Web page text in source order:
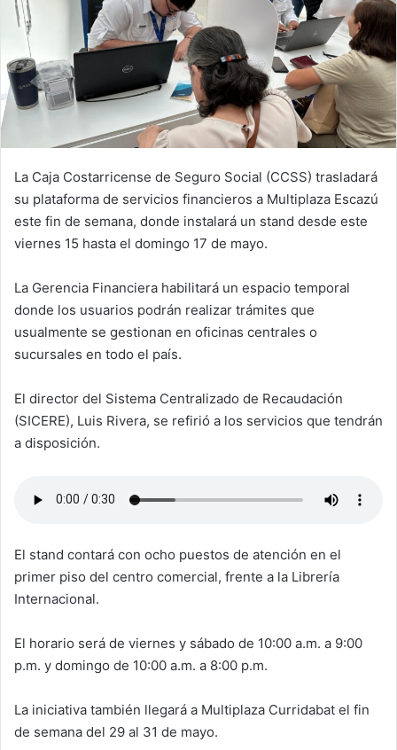
La Caja Costarricense de Seguro Social (CCSS) trasladará
su plataforma de servicios financieros a Multiplaza Escazú
este fin de semana, donde instalará un stand desde este
viernes 15 hasta el domingo 17 de mayo.
La Gerencia Financiera habilitará un espacio temporal
donde los usuarios podrán realizar trámites que
usualmente se gestionan en oficinas centrales o
sucursales en todo el país.
El director del Sistema Centralizado de Recaudación
(SICERE), Luis Rivera, se refirió a los servicios que tendrán
a disposición.
El stand contará con ocho puestos de atención en el
primer piso del centro comercial, frente a la Librería
Internacional.
El horario será de viernes y sábado de 10:00 a.m. a 9:00
p.m. y domingo de 10:00 a.m. a 8:00 p.m.
La iniciativa también llegará a Multiplaza Curridabat el fin
de semana del 29 al 31 de mayo.